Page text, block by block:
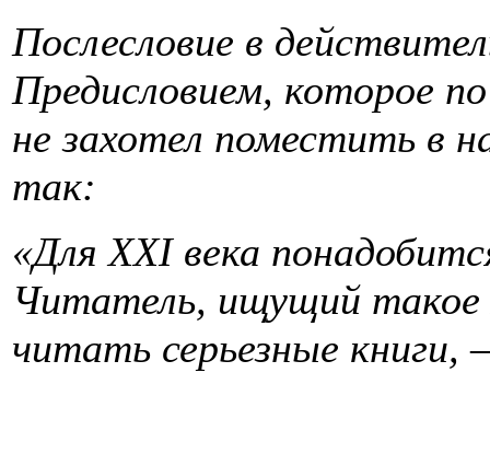
Послесловие в
Предисловием, которое
не захотел поместить в
так:
«Для XXI века
Читатель, ищущий такое
читать серьезные